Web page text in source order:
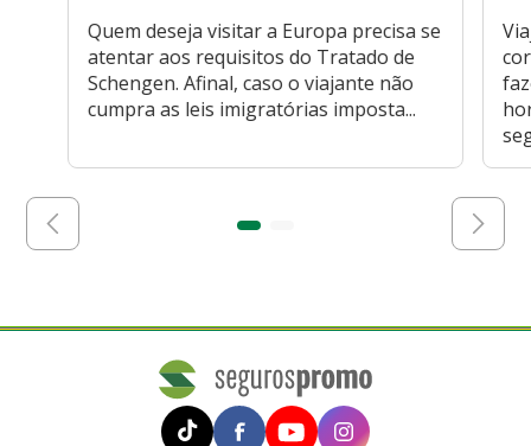
Quem deseja visitar a Europa precisa se
atentar aos requisitos do Tratado de
Schengen. Afinal, caso o viajante não
cumpra as leis imigratórias imposta...